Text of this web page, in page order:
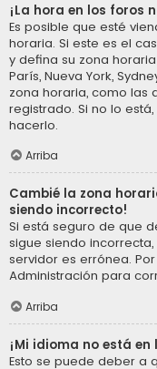
¡La hora en los foros
Es posible que esté
horaria. Si este es el
y defina su zona
París, Nueva York,
zona horaria, como las
registrado. Si no lo
hacerlo.
Arriba
Cambié la zona
siendo incorrecto!
Si está seguro de que
sigue siendo
servidor es errónea.
Administración para
Arriba
¡Mi idioma no está
Esto se puede deber a